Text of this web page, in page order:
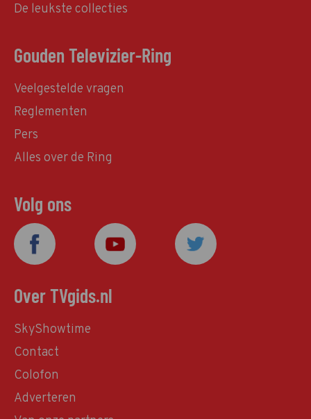
De leukste collecties
Gouden Televizier-Ring
Veelgestelde vragen
Reglementen
Pers
Alles over de Ring
Volg ons
Over TVgids.nl
SkyShowtime
Contact
Colofon
Adverteren